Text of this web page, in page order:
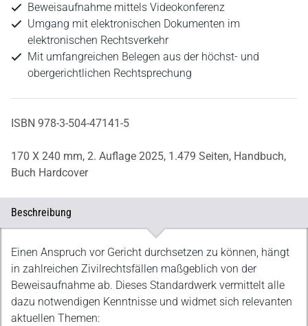
Beweisaufnahme mittels Videokonferenz
Umgang mit elektronischen Dokumenten im
elektronischen Rechtsverkehr
Mit umfangreichen Belegen aus der höchst- und
obergerichtlichen Rechtsprechung
ISBN 978-3-504-47141-5
170 X 240 mm, 2. Auflage 2025, 1.479 Seiten, Handbuch,
Buch Hardcover
Beschreibung
Beschreibung
Einen Anspruch vor Gericht durchsetzen zu können, hängt
in zahlreichen Zivilrechtsfällen maßgeblich von der
Beweisaufnahme ab. Dieses Standardwerk vermittelt alle
dazu notwendigen Kenntnisse und widmet sich relevanten
aktuellen Themen: